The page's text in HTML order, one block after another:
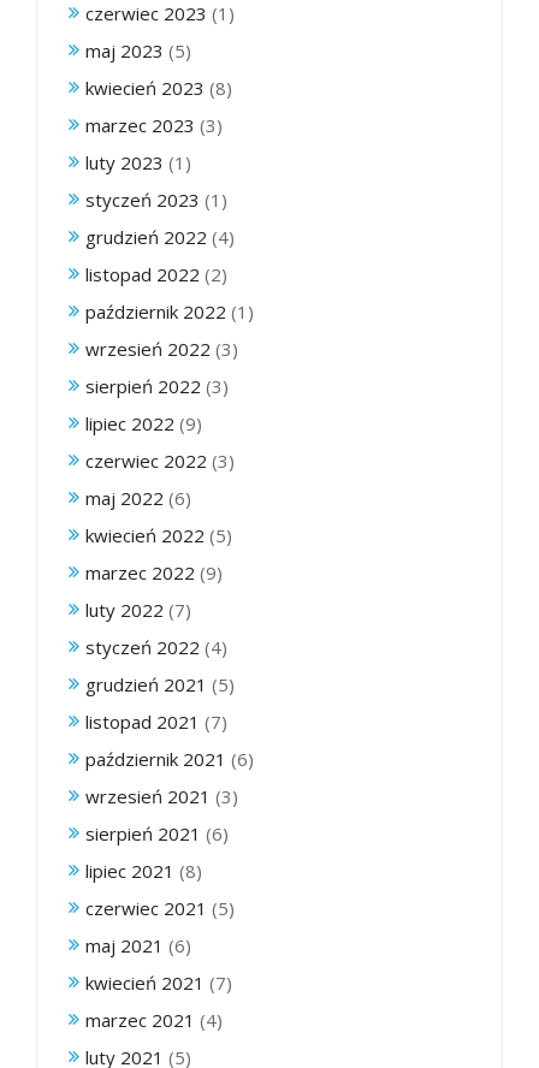
czerwiec 2023 (1)
maj 2023 (5)
kwiecień 2023 (8)
marzec 2023 (3)
luty 2023 (1)
styczeń 2023 (1)
grudzień 2022 (4)
listopad 2022 (2)
październik 2022 (1)
wrzesień 2022 (3)
sierpień 2022 (3)
lipiec 2022 (9)
czerwiec 2022 (3)
maj 2022 (6)
kwiecień 2022 (5)
marzec 2022 (9)
luty 2022 (7)
styczeń 2022 (4)
grudzień 2021 (5)
listopad 2021 (7)
październik 2021 (6)
wrzesień 2021 (3)
sierpień 2021 (6)
lipiec 2021 (8)
czerwiec 2021 (5)
maj 2021 (6)
kwiecień 2021 (7)
marzec 2021 (4)
luty 2021 (5)